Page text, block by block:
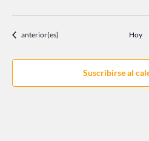
Eventos
anterior(es) Hoy
Suscribirse al